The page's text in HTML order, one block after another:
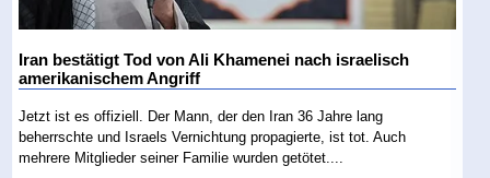
Iran bestätigt Tod von Ali Khamenei nach israelisch
amerikanischem Angriff
Jetzt ist es offiziell. Der Mann, der den Iran 36 Jahre lang
beherrschte und Israels Vernichtung propagierte, ist tot. Auch
mehrere Mitglieder seiner Familie wurden getötet....